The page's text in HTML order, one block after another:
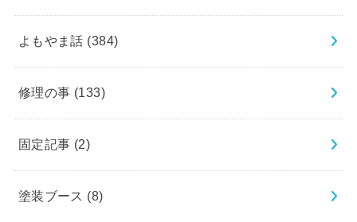
よもやま話 (384)
修理の事 (133)
固定記事 (2)
塗装ブース (8)